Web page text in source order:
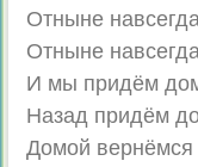
Отныне
Отныне
И мы придём
Назад придём
Домой вернёмся